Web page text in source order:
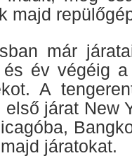
majd
már
év végéig
A
járat New
járatokat.